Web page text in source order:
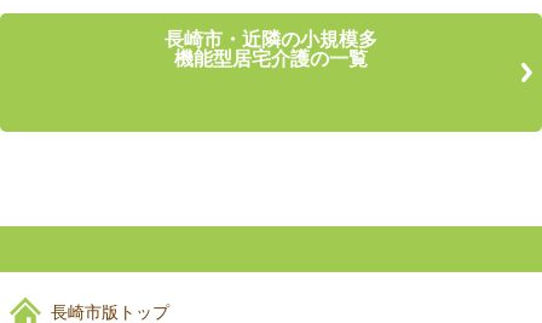
長崎市・近隣の小規模多
機能型居宅介護の一覧
長崎市版トップ